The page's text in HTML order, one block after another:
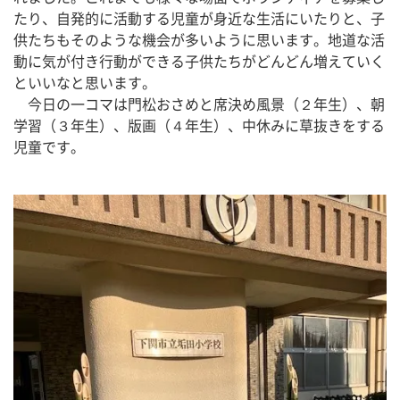
たり、自発的に活動する児童が身近な生活にいたりと、子
供たちもそのような機会が多いように思います。地道な活
動に気が付き行動ができる子供たちがどんどん増えていく
といいなと思います。
今日の一コマは門松おさめと席決め風景（２年生）、朝
学習（３年生）、版画（４年生）、中休みに草抜きをする
児童です。